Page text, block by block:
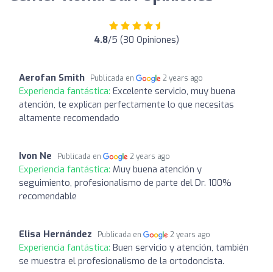
4.8/5 (30 Opiniones)
Aerofan Smith Publicada en 2 years ago
Experiencia fantástica: Excelente servicio, muy buena
atención, te explican perfectamente lo que necesitas
altamente recomendado
Ivon Ne Publicada en 2 years ago
Experiencia fantástica: Muy buena atención y
seguimiento, profesionalismo de parte del Dr. 100%
recomendable
Elisa Hernández Publicada en 2 years ago
Experiencia fantástica: Buen servicio y atención, también
se muestra el profesionalismo de la ortodoncista.